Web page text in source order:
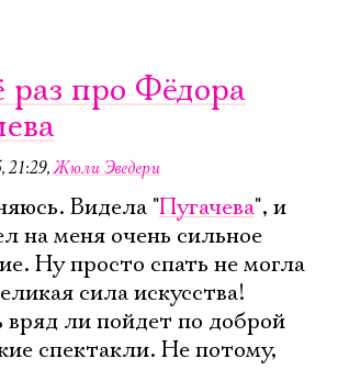
раз про Фёдора
21:29,Жюли Эведери
Видела "Пугачева", и
на меня очень сильное
Ну просто спать не могла
сила искусства!
ли пойдет по доброй
спектакли. Не потому,
Электропочта
Имя